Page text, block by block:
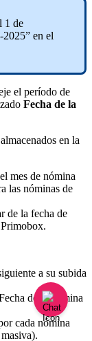
1 de
-2025” en el
el período de
Fecha de la
almacenados en la
mes de nómina
las nóminas de
de la fecha de
Primobox.
a su subida
de la n
mina
cada nómina
masiva).